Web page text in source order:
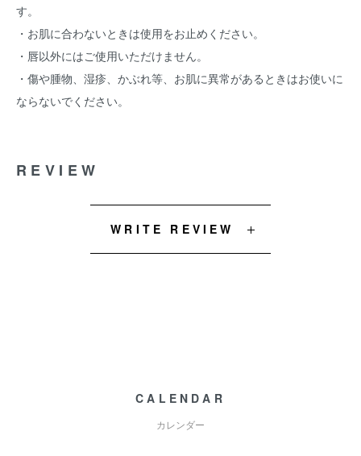
す。
・お肌に合わないときは使用をお止めください。
・唇以外にはご使用いただけません。
・傷や腫物、湿疹、かぶれ等、お肌に異常があるときはお使いに
ならないでください。
REVIEW
WRITE REVIEW
CALENDAR
カレンダー